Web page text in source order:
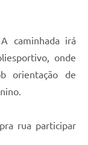
caminhada irá
onde
orientação de
rua participar